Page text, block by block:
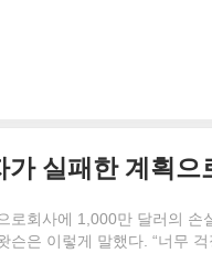
로회사에 1,000만 달러의 손
슨은 이렇게 말했다. “너무